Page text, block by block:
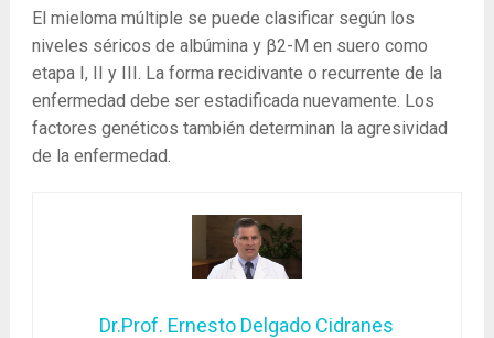
El mieloma múltiple se puede clasificar según los
niveles séricos de albúmina y β2-M en suero como
etapa I, II y III. La forma recidivante o recurrente de la
enfermedad debe ser estadificada nuevamente. Los
factores genéticos también determinan la agresividad
de la enfermedad.
Dr.Prof. Ernesto Delgado Cidranes